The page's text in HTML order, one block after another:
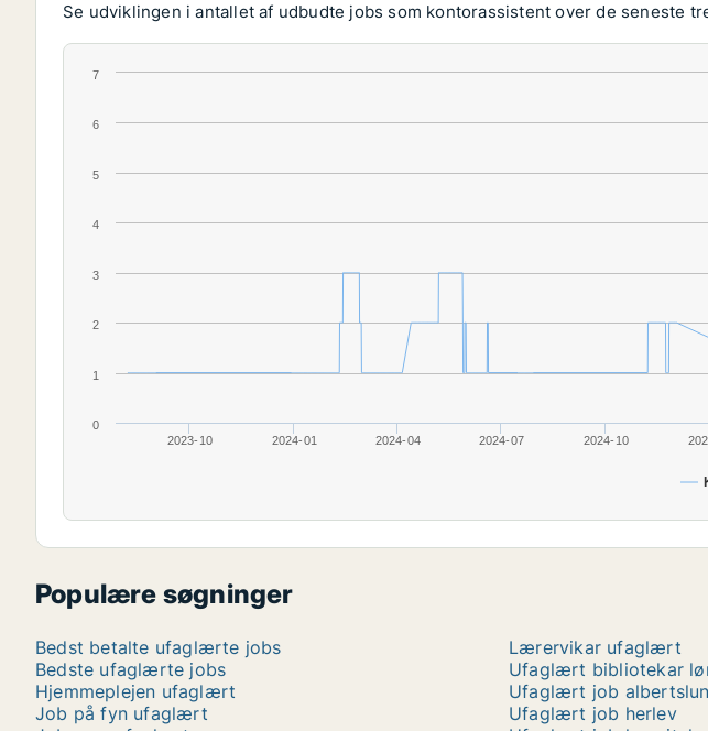
Se udviklingen i antallet af udbudte jobs som kontorassistent over de seneste
2023-10 2024-01 2024-04 2024-07 2024-10
0
1
2
3
4
5
6
7
Populære søgninger
Bedst betalte ufaglærte jobs
Bedste ufaglærte jobs
Hjemmeplejen ufaglært
Job på fyn ufaglært
Lærervikar ufaglært
Ufaglært bibliotekar
Ufaglært job
Ufaglært job herlev